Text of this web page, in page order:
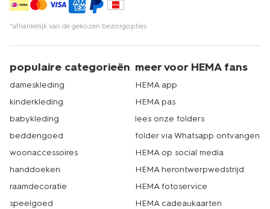
*afhankelijk van de gekozen bezorgopties
populaire categorieën
dameskleding
kinderkleding
babykleding
beddengoed
woonaccessoires
handdoeken
raamdecoratie
speelgoed
meer voor HEMA fans
HEMA app
HEMA pas
lees onze folders
folder via Whatsapp ontvangen
HEMA op social media
HEMA herontwerpwedstrijd
HEMA fotoservice
HEMA cadeaukaarten